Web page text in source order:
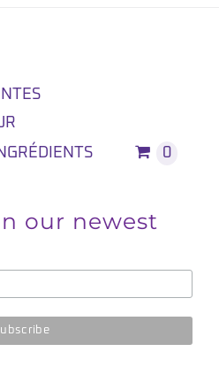
0
our newest